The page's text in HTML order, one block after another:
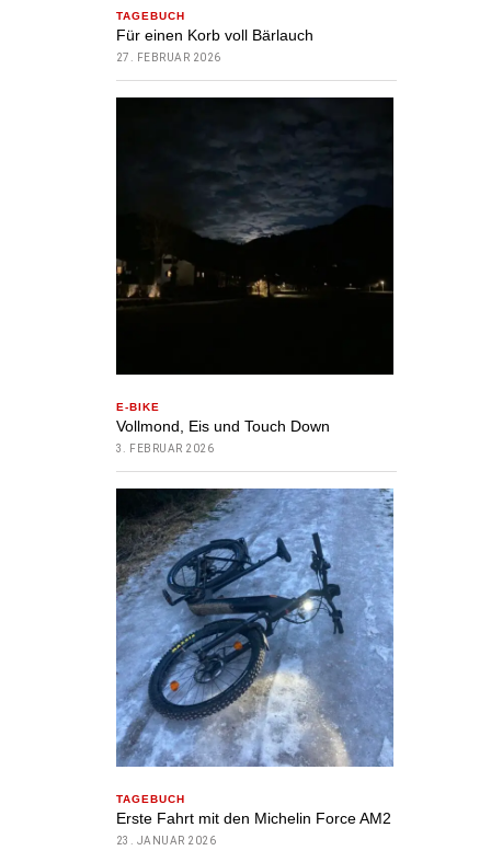
TAGEBUCH
Für einen Korb voll Bärlauch
27. FEBRUAR 2026
E-BIKE
Vollmond, Eis und Touch Down
3. FEBRUAR 2026
TAGEBUCH
Erste Fahrt mit den Michelin Force AM2
23. JANUAR 2026